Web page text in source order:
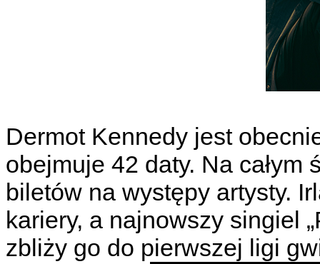
Dermot Kennedy jest
obejmuje 42 daty. Na
biletów na występy artysty.
kariery, a najnowszy singiel
zbliży go do pierwszej ligi